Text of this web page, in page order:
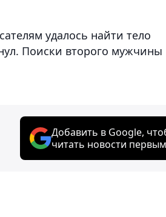
удалось найти тело
Поиски второго мужчины
Добавить в Google,
читать новости первым